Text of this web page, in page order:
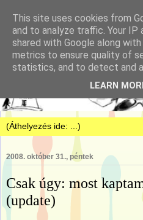
2008. október 31., péntek
Csak úgy: most
(update)
This site uses cookies from
and to analyze traffic. Your IP
shared with Google along
metrics to ensure quality of
statistics, and to detect and
LEARN